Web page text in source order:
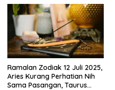
Ramalan Zodiak 12 Juli 2025,
Aries Kurang Perhatian Nih
Sama Pasangan, Taurus